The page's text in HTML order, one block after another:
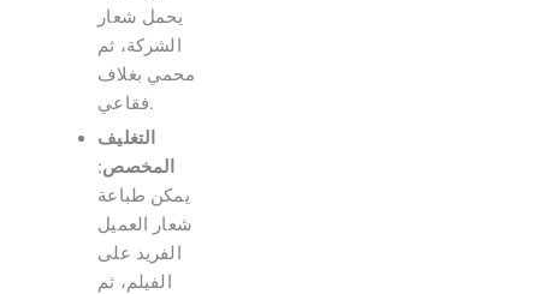
يحمل شعار
الشركة، ثم
محمي بغلاف
فقاعي.
التغليف
المخصص:
يمكن طباعة
شعار العميل
الفريد على
الفيلم، ثم